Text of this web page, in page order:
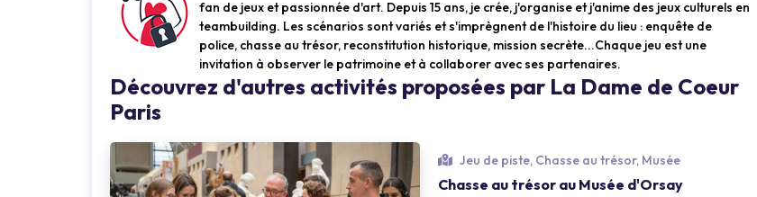
fan de jeux et passionnée d'art. Depuis 15 ans, je crée, j'organise et j'anime des jeux culturels en
teambuilding. Les scénarios sont variés et s'imprègnent de l'histoire du lieu : enquête de
police, chasse au trésor, reconstitution historique, mission secrète...Chaque jeu est une
invitation à observer le patrimoine et à collaborer avec ses partenaires.
Découvrez d'autres activités proposées par La Dame de Coeur
Paris
Jeu de piste, Chasse au trésor, Musée
Chasse au trésor au Musée d'Orsay